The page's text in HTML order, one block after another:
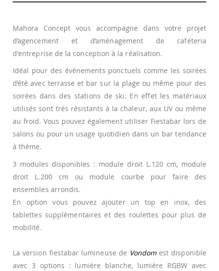
Mahora Concept vous accompagne dans votre projet
d’agencement et d’aménagement de caféteria
d'entreprise de la conception à la réalisation.
Idéal pour des évènements ponctuels comme les soirées
d’été avec terrasse et bar sur la plage ou même pour des
soirées dans des stations de ski. En effet les matériaux
utilisés sont très résistants à la chaleur, aux UV ou même
au froid. Vous pouvez également utiliser Fiestabar lors de
salons ou pour un usage quotidien dans un bar tendance
à thème.
3 modules disponibles : module droit L.120 cm, module
droit L.200 cm ou module courbe pour faire des
ensembles arrondis.
En option vous pouvez ajouter un top en inox, des
tablettes supplémentaires et des roulettes pour plus de
mobilité.
La version fiestabar lumineuse de Vondomest disponible
avec 3 options : lumière blanche, lumière RGBW avec